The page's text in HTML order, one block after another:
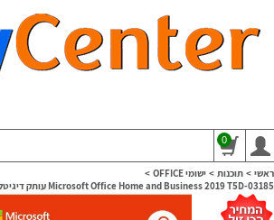
נגישות
אתר
המרכזי
0
ראשי > תוכנות > ישומי OFFICE
>
Microsoft Office Home and Business 2019 T5D-03185 עותק דיגיטלי